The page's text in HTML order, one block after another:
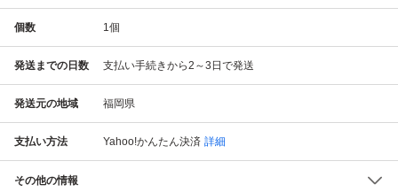
個数 1個
発送までの日数 支払い手続きから2～3日で発送
発送元の地域 福岡県
支払い方法 Yahoo!かんたん決済 詳細
その他の情報